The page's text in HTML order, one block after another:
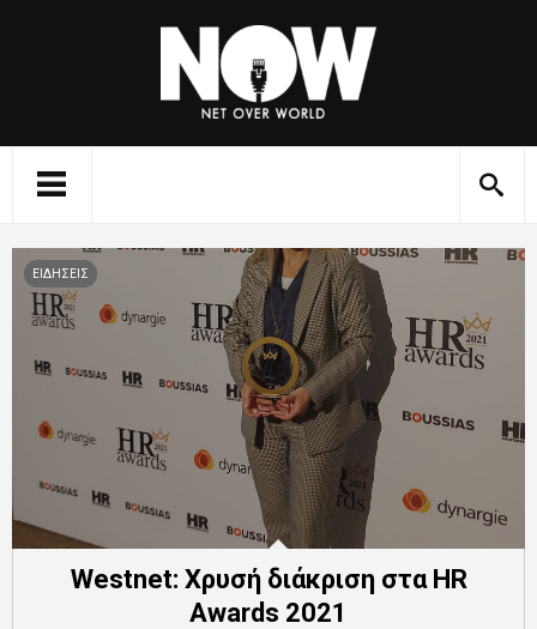
ΕΙΔΗΣΕΙΣ
Westnet: Χρυσή διάκριση στα HR
Awards 2021